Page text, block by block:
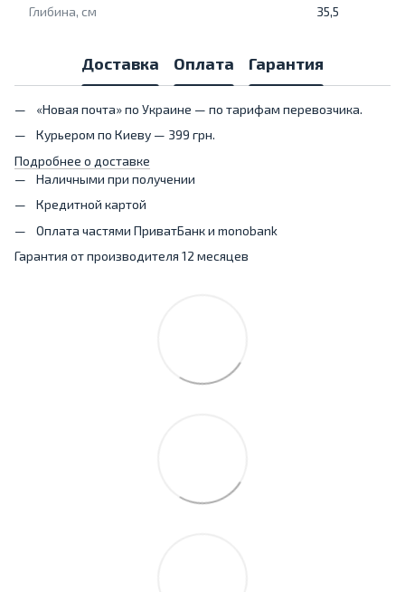
Глибина, см 35,5
Доставка Оплата Гарантия
«Новая почта» по Украине — по тарифам перевозчика.
Курьером по Киеву — 399 грн.
Подробнее о доставке
Наличными при получении
Кредитной картой
Оплата частями ПриватБанк и monobank
Гарантия от производителя 12 месяцев